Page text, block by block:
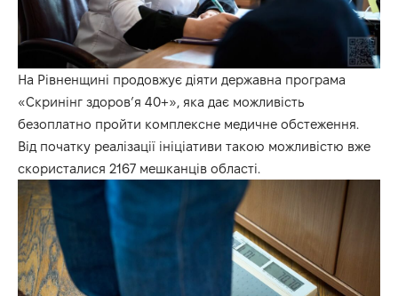
На Рівненщині продовжує діяти державна програма
«Скринінг здоров’я 40+», яка дає можливість
безоплатно пройти комплексне медичне обстеження.
Від початку реалізації ініціативи такою можливістю вже
скористалися 2167 мешканців області.